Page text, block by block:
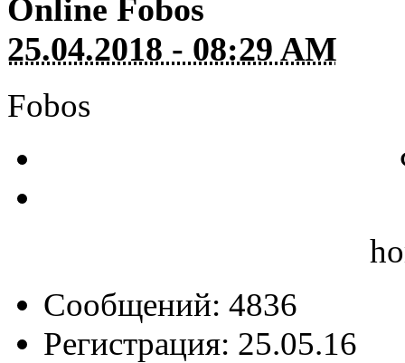
Online Fobos
25.04.2018 - 08:29 AM
Fobos
Сообщений: 4836
Регистрация: 25.05.16